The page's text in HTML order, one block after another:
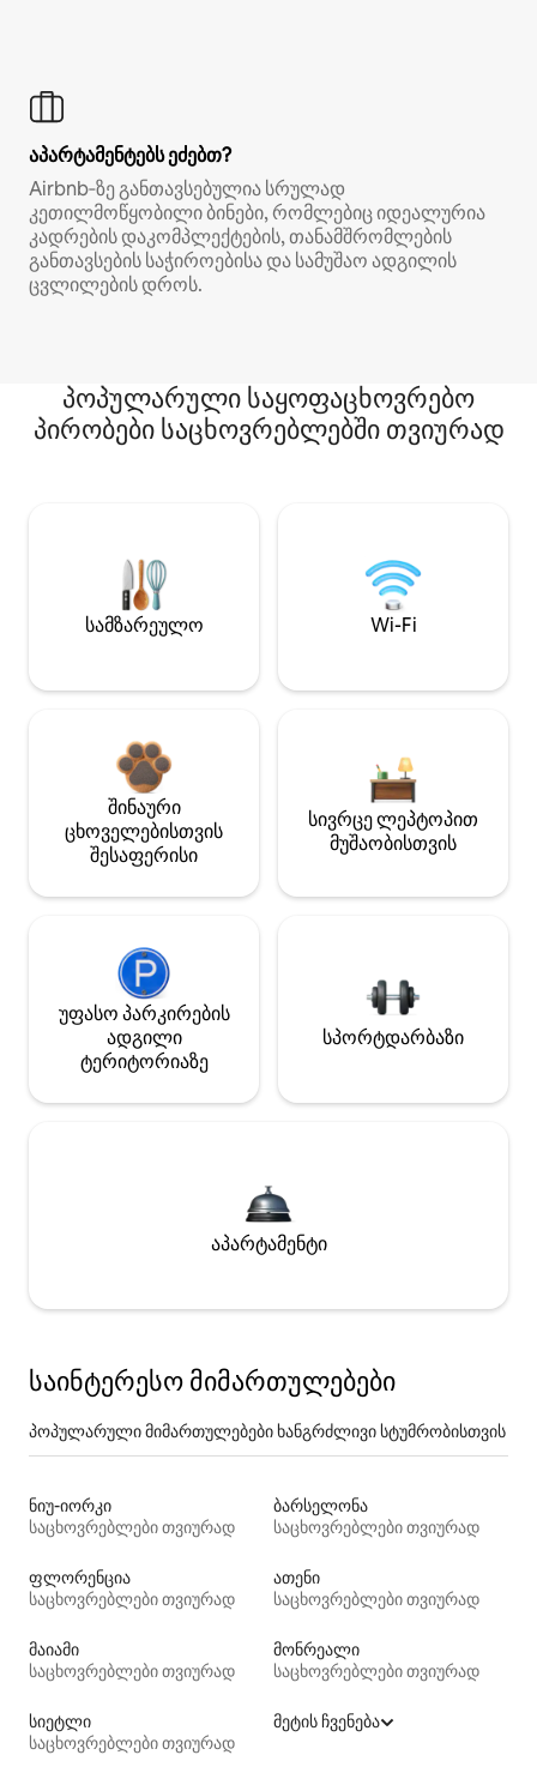
აპარტამენტებს ეძებთ?
Airbnb‑ზე განთავსებულია სრულად
კეთილმოწყობილი ბინები, რომლებიც იდეალურია
კადრების დაკომპლექტების, თანამშრომლების
განთავსების საჭიროებისა და სამუშაო ადგილის
ცვლილების დროს.
პოპულარული საყოფაცხოვრებო
პირობები საცხოვრებლებში თვიურად
სამზარეულო Wi-Fi
შინაური
ცხოველებისთვის
შესაფერისი
სივრცე ლეპტოპით
მუშაობისთვის
უფასო პარკირების
ადგილი
ტერიტორიაზე
სპორტდარბაზი
აპარტამენტი
საინტერესო მიმართულებები
პოპულარული მიმართულებები ხანგრძლივი სტუმრობისთვის
ნიუ-იორკი
საცხოვრებლები თვიურად
ბარსელონა
საცხოვრებლები თვიურად
ფლორენცია
საცხოვრებლები თვიურად
ათენი
საცხოვრებლები თვიურად
მაიამი
საცხოვრებლები თვიურად
მონრეალი
საცხოვრებლები თვიურად
სიეტლი
საცხოვრებლები თვიურად
მეტის ჩვენება